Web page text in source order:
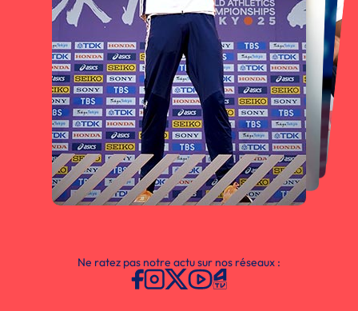
Ne ratez pas notre actu sur nos réseaux :